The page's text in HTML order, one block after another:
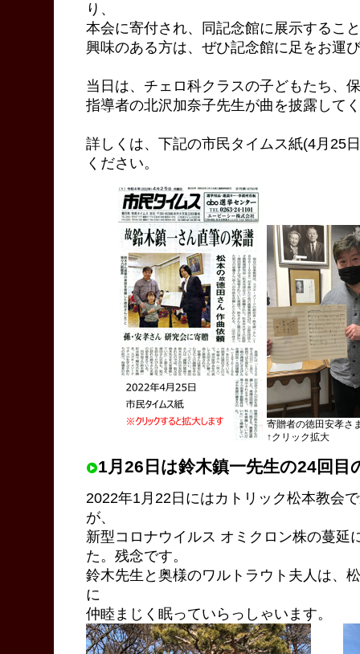
り、
本会に寄付され、同記念館に展示するこ
興味のある方は、ぜひ記念館に足をお運
当日は、チェロ科クラスの子どもたち、
指導者の北沢加奈子先生が曲を披露して
詳しくは、下記の市民タイムス紙(4月25
ください。
寄贈者の徳田安孝さ
↑クリック拡大
1月26日は鈴木鎮一先生の24回
2022年1月22日にはカトリック松本教会
が、
新型コロナウイルス オミクロン株の蔓延
た。残念です。
鈴木先生と奥様のワルトラウト夫人は、
に
仲睦まじく眠っていらっしゃいます。